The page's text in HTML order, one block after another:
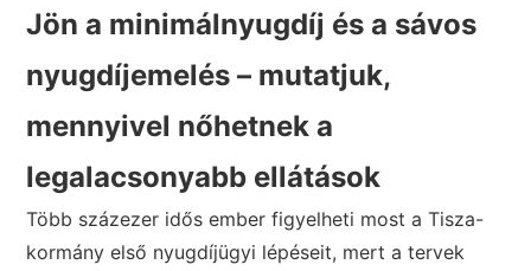
Jön a minimálnyugdíj és a sávos
nyugdíjemelés – mutatjuk,
mennyivel nőhetnek a
legalacsonyabb ellátások
Több százezer idős ember figyelheti most a Tisza-
kormány első nyugdíjügyi lépéseit, mert a tervek